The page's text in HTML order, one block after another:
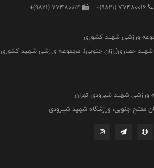
+(9821) 77480016
+(9821) 77480014
ورزشی شهید کشوری
شهید حصاری(رازان جنوبی)، مجموعه ورزشی شهید کشوری
ورزشی شهید شیرودی تهران
مفتح جنوبی، ورزشگاه شهید شیرودی